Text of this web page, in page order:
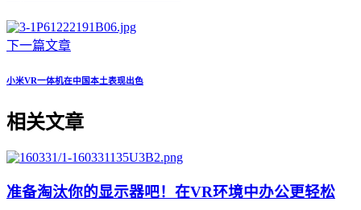
下一篇文章
小米VR一体机在中国本土表现出色
相关文章
准备淘汰你的显示器吧！在VR环境中办公更轻松